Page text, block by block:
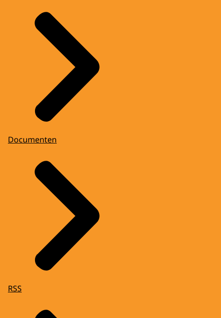
Documenten
RSS